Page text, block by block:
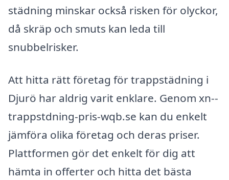
städning minskar också risken för olyckor,
då skräp och smuts kan leda till
snubbelrisker.
Att hitta rätt företag för trappstädning i
Djurö har aldrig varit enklare. Genom xn--
trappstdning-pris-wqb.se kan du enkelt
jämföra olika företag och deras priser.
Plattformen gör det enkelt för dig att
hämta in offerter och hitta det bästa